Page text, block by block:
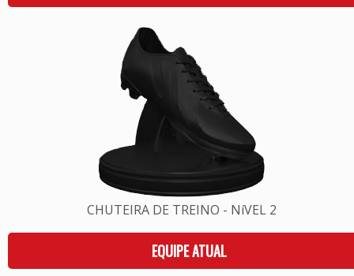
CHUTEIRA DE TREINO - NíVEL 2
EQUIPE ATUAL